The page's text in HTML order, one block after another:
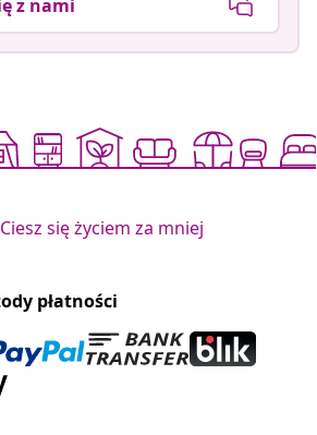
z nami
Ciesz się życiem za mniej
płatności